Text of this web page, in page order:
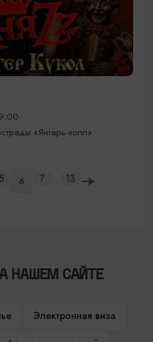
«Янтарь-холл»
5 6 7 ... 13
НАШЕМ САЙТЕ
Электронная виза